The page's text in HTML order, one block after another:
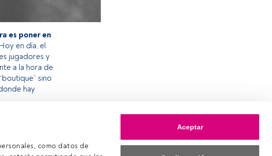
como datos de
Aceptar
es poner en
Hoy en día, el
jugadores y
a la hora de
sino
hay
te